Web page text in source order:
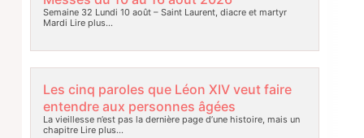
Semaine 32 Lundi 10 août – Saint Laurent, diacre et martyr
Mardi Lire plus…
Les cinq paroles que Léon XIV veut faire
entendre aux personnes âgées
La vieillesse n’est pas la dernière page d’une histoire, mais un
chapitreLire plus…